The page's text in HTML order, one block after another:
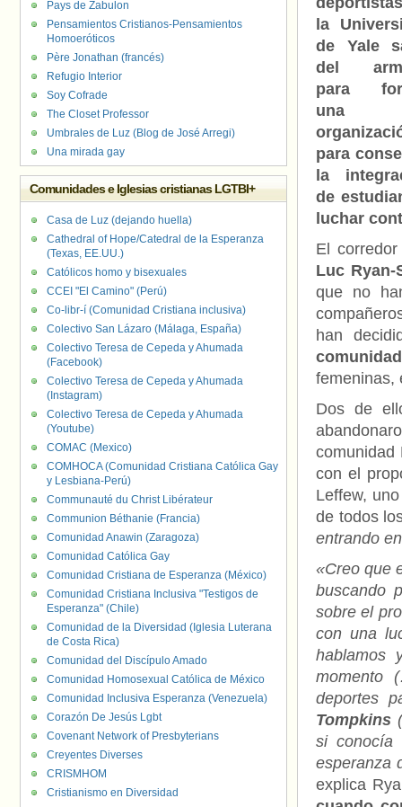
la
de Yale
del
para
una
para
la
de
luchar
El
Luc Ryan-
que no
han
femeninas,
Dos de
con el
Leffew,
de todos
entrando
«Creo que
buscando
sobre el
con una
hablamos
momento
deportes
Tompkins
si conocía
esperanza
explica
Pays de Zabulon
Pensamientos Cristianos-Pensamientos
Homoeróticos
Père Jonathan (francés)
Refugio Interior
Soy Cofrade
The Closet Professor
Umbrales de Luz (Blog de José Arregi)
Una mirada gay
Comunidades e Iglesias cristianas LGTBI+
Casa de Luz (dejando huella)
Cathedral of Hope/Catedral de la Esperanza
(Texas, EE.UU.)
Católicos homo y bisexuales
CCEI "El Camino" (Perú)
Co-libr-í (Comunidad Cristiana inclusiva)
Colectivo San Lázaro (Málaga, España)
Colectivo Teresa de Cepeda y Ahumada
(Facebook)
Colectivo Teresa de Cepeda y Ahumada
(Instagram)
Colectivo Teresa de Cepeda y Ahumada
(Youtube)
COMAC (Mexico)
COMHOCA (Comunidad Cristiana Católica Gay
y Lesbiana-Perú)
Communauté du Christ Libérateur
Communion Béthanie (Francia)
Comunidad Anawin (Zaragoza)
Comunidad Católica Gay
Comunidad Cristiana de Esperanza (México)
Comunidad Cristiana Inclusiva "Testigos de
Esperanza" (Chile)
Comunidad de la Diversidad (Iglesia Luterana
de Costa Rica)
Comunidad del Discípulo Amado
Comunidad Homosexual Católica de México
Comunidad Inclusiva Esperanza (Venezuela)
Corazón De Jesús Lgbt
Covenant Network of Presbyterians
Creyentes Diverses
CRISMHOM
Cristianismo en Diversidad